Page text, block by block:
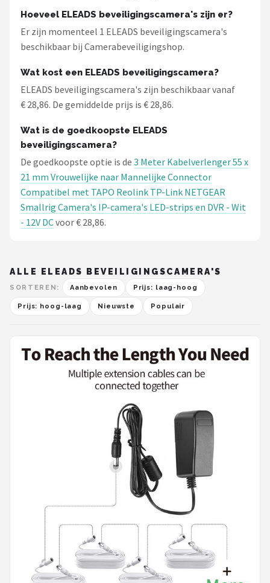
Hoeveel ELEADS beveiligingscamera's zijn er?
Er zijn momenteel 1 ELEADS beveiligingscamera's
beschikbaar bij Camerabeveiligingshop.
Wat kost een ELEADS beveiligingscamera?
ELEADS beveiligingscamera's zijn beschikbaar vanaf
€ 28,86. De gemiddelde prijs is € 28,86.
Wat is de goedkoopste ELEADS
beveiligingscamera?
De goedkoopste optie is de 3 Meter Kabelverlenger 55 x
21 mm Vrouwelijke naar Mannelijke Connector
Compatibel met TAPO Reolink TP-Link NETGEAR
Smallrig Camera's IP-camera's LED-strips en DVR - Wit
- 12V DCvoor € 28,86.
ALLE ELEADS BEVEILIGINGSCAMERA'S
SORTEREN: Aanbevolen Prijs: laag-hoog
Prijs: hoog-laag Nieuwste Populair